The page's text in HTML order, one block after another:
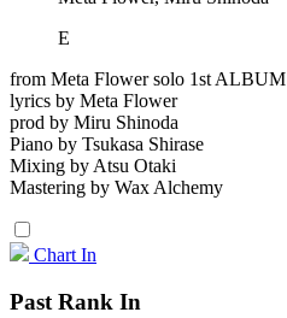
E
from Meta Flower solo 1st ALBUM
lyrics by Meta Flower
prod by Miru Shinoda
Piano by Tsukasa Shirase
Mixing by Atsu Otaki
Mastering by Wax Alchemy
Chart In
Past Rank In